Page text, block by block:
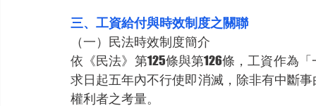
三、工資給付與時效制度之關聯
（一）民法時效制度簡介
依《民法》第125條與第126條，工資作為
求日起五年內不行使即消滅，除非有中斷
權利者之考量。